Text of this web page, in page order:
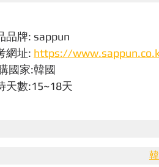
品牌: sappun
網址: https://
國家:韓國
天數:15~18天